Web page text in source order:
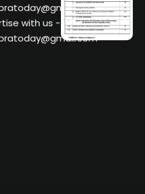
with us -